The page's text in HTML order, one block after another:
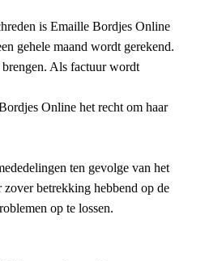
is Emaille Bordjes Online
gehele maand wordt gerekend.
Als factuur wordt
Online het recht om haar
ten gevolge van het
betrekking hebbend op de
op te lossen.